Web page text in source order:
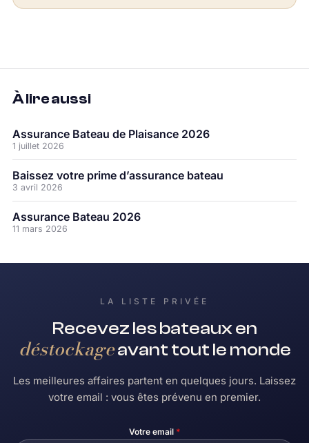
À lire aussi
Assurance Bateau de Plaisance 2026
1 juillet 2026
Baissez votre prime d’assurance bateau
3 avril 2026
Assurance Bateau 2026
11 mars 2026
LA LISTE PRIVÉE
Recevez les bateaux en
déstockageavant tout le monde
Les meilleures affaires partent en quelques jours. Laissez
votre email : vous êtes prévenu en premier.
Votre email *